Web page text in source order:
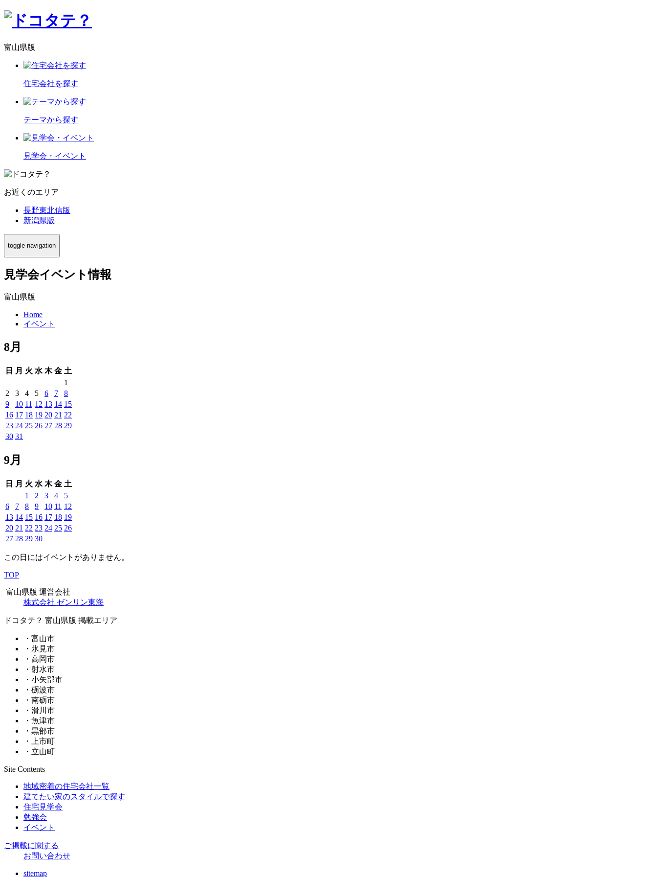
富山県版
住宅会社を探す
テーマから探す
見学会・イベント
お近くのエリア
長野東北信版
新潟県版
toggle navigation
見学会イベント情報
富山県版
Home
イベント
8月
日 月 火 水 木 金 土
1
2
3 4 5 6 7
8
9
10 11 12 13 14 15
16 17 18 19 20 21 22
23 24 25 26 27 28 29
30 31
9月
日 月 火 水 木 金 土
1
2 3 4
5
6
7 8 9 10 11 12
13 14 15 16 17 18 19
20 21 22 23 24 25 26
27 28 29 30
この日にはイベントがありません。
TOP
富山県版 運営会社
株式会社 ゼンリン東海
ドコタテ？ 富山県版 掲載エリア
・富山市
・氷見市
・高岡市
・射水市
・小矢部市
・砺波市
・南砺市
・滑川市
・魚津市
・黒部市
・上市町
・立山町
Site Contents
地域密着の住宅会社一覧
建てたい家のスタイルで探す
住宅見学会
勉強会
イベント
ご掲載に関する
お問い合わせ
sitemap